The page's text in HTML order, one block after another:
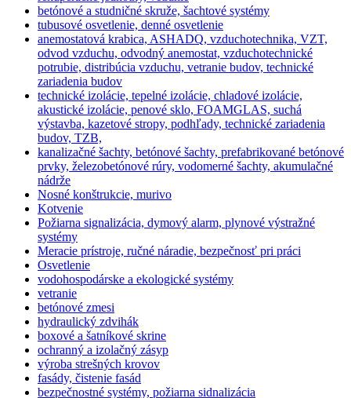
betónové a studničné skruže, šachtové systémy
tubusové osvetlenie, denné osvetlenie
anemostatová krabica, ASHADQ, vzduchotechnika, VZT,
odvod vzduchu, odvodný anemostat, vzduchotechnické
potrubie, distribúcia vzduchu, vetranie budov, technické
zariadenia budov
technické izolácie, tepelné izolácie, chladové izolácie,
akustické izolácie, penové sklo, FOAMGLAS, suchá
výstavba, kazetové stropy, podhľady, technické zariadenia
budov, TZB,
kanalizačné šachty, betónové šachty, prefabrikované betónové
prvky, železobetónové rúry, vodomerné šachty, akumulačné
nádrže
Nosné konštrukcie, murivo
Kotvenie
Požiarna signalizácia, dymový alarm, plynové výstražné
systémy
Meracie prístroje, ručné náradie, bezpečnosť pri práci
Osvetlenie
vodohospodárske a ekologické systémy
vetranie
betónové zmesi
hydraulický zdvihák
boxové a šatníkové skrine
ochranný a izolačný zásyp
výroba strešných krovov
fasády, čistenie fasád
bezpečnostné systémy, požiarna sidnalizácia